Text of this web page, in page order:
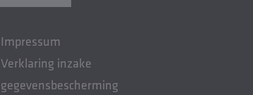
Impressum
Verklaring inzake
gegevensbescherming